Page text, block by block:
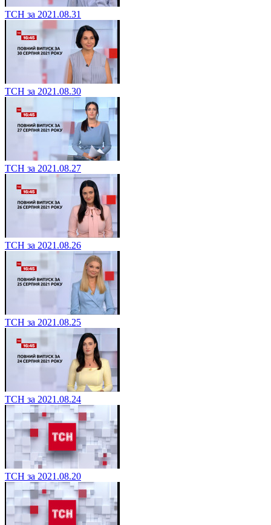
ТСН за 2021.08.31
ТСН за 2021.08.30
ТСН за 2021.08.27
ТСН за 2021.08.26
ТСН за 2021.08.25
ТСН за 2021.08.24
ТСН за 2021.08.20